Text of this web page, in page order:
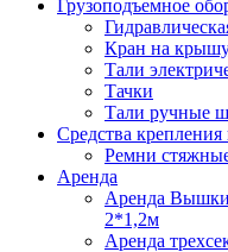
Грузоподъемное
Кран на
Тали
Тачки
Тали ручные
Средства крепления
Ремни
Аренда
Аренда
2*1,2м
Аренда